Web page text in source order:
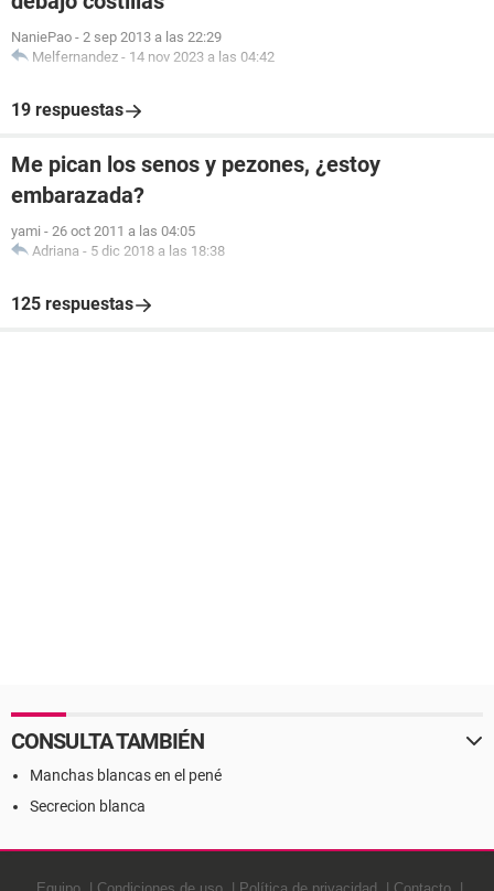
NaniePao - 2 sep 2013 a las 22:29
Melfernandez - 14 nov 2023 a las 04:42
19 respuestas
Me pican los senos y pezones, ¿estoy
embarazada?
yami - 26 oct 2011 a las 04:05
Adriana - 5 dic 2018 a las 18:38
125 respuestas
CONSULTA TAMBIÉN
Manchas blancas en el pené
Secrecion blanca